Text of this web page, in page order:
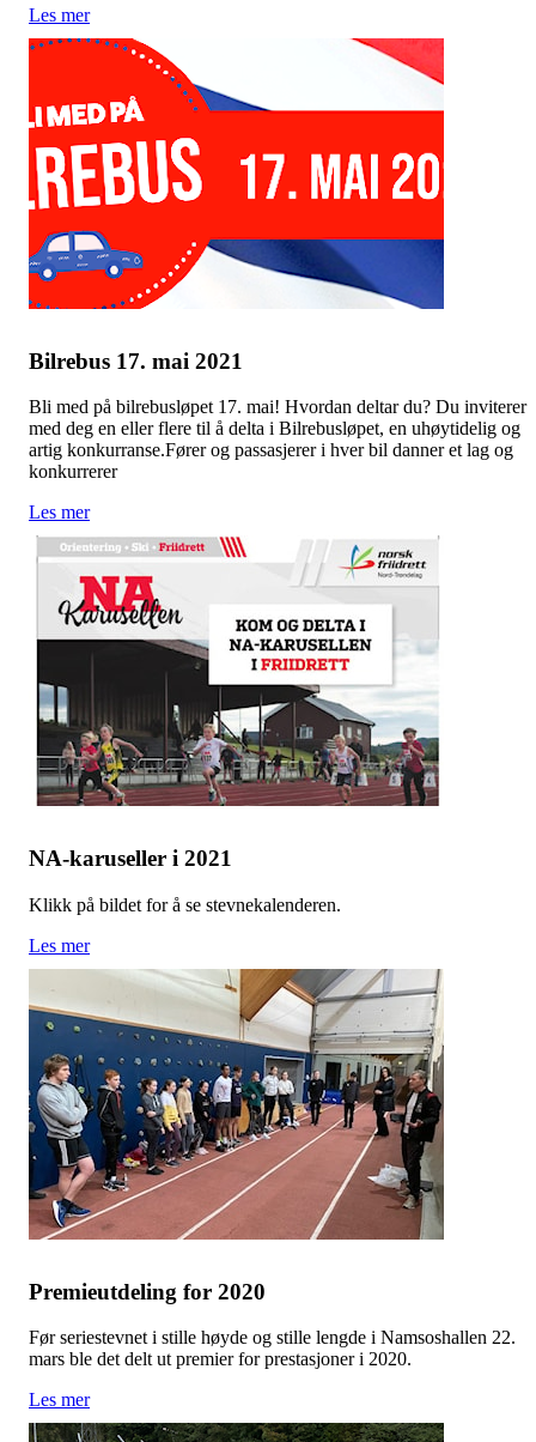
Les mer
Bilrebus 17. mai 2021
Bli med på bilrebusløpet 17. mai! Hvordan deltar du? Du inviterer
med deg en eller flere til å delta i Bilrebusløpet, en uhøytidelig og
artig konkurranse.Fører og passasjerer i hver bil danner et lag og
konkurrerer
Les mer
NA-karuseller i 2021
Klikk på bildet for å se stevnekalenderen.
Les mer
Premieutdeling for 2020
Før seriestevnet i stille høyde og stille lengde i Namsoshallen 22.
mars ble det delt ut premier for prestasjoner i 2020.
Les mer